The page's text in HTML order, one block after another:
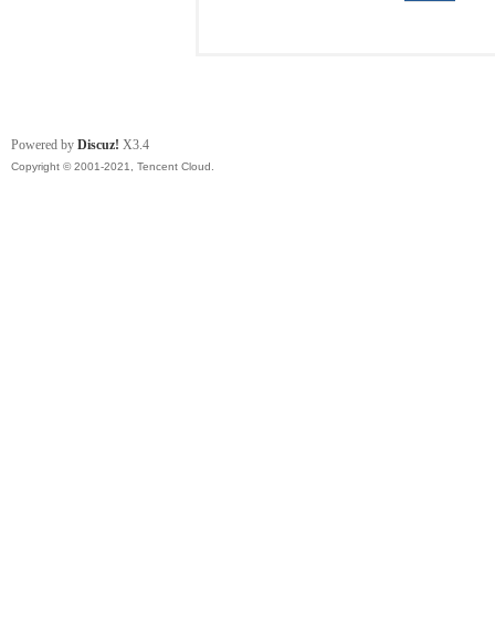
Powered by Discuz! X3.4
Copyright © 2001-2021, Tencent Cloud.